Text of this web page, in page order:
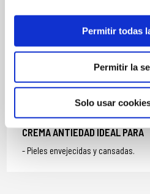
Permitir todas
Permitir la
Solo usar
MÁS INFORMACIÓN
MODO DE UTILIZACIÓN
Aplicar por la mañana y noche
CREMA ANTIEDAD IDEAL PARA
Pieles envejecidas y cansadas.